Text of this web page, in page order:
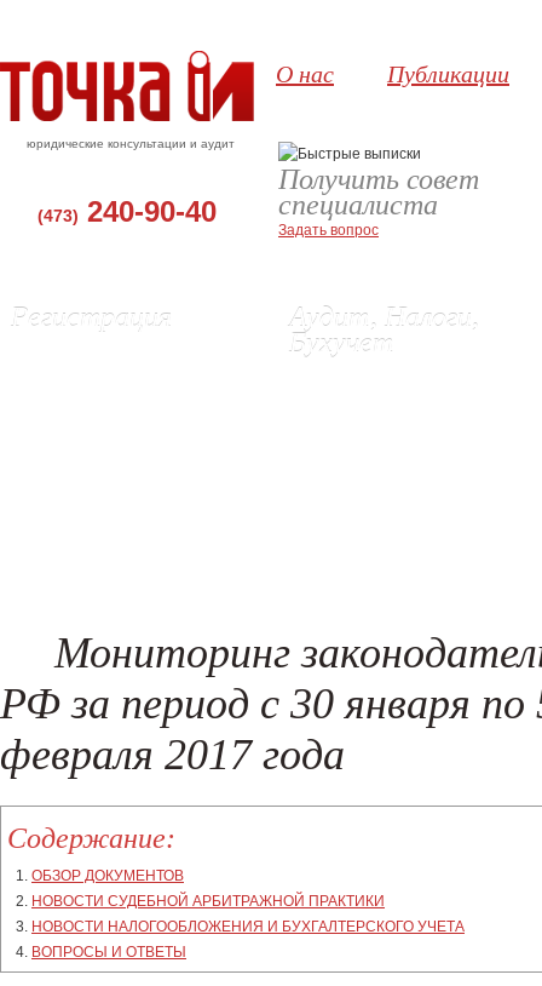
юридические консультации и аудит
(473) 240-90-40
О нас Публикации
Получить совет
специалиста
Задать вопрос
Регистрация
Аудит, Налоги,
Бухучет
Поиск хищений и
(New!)
Мониторинг
РФ за период с 30 января по
февраля 2017 года
Содержание:
ОБЗОР ДОКУМЕНТОВ
НОВОСТИ СУДЕБНОЙ АРБИТРАЖНОЙ ПРАКТИКИ
НОВОСТИ НАЛОГООБЛОЖЕНИЯ И БУХГАЛТЕРСКОГО УЧЕТА
ВОПРОСЫ И ОТВЕТЫ